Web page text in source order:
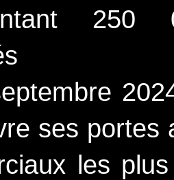
250
ses portes
les